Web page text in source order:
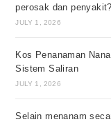
perosak dan penyakit?
JULY 1, 2026
Kos Penanaman
Sistem Saliran
JULY 1, 2026
Selain menanam